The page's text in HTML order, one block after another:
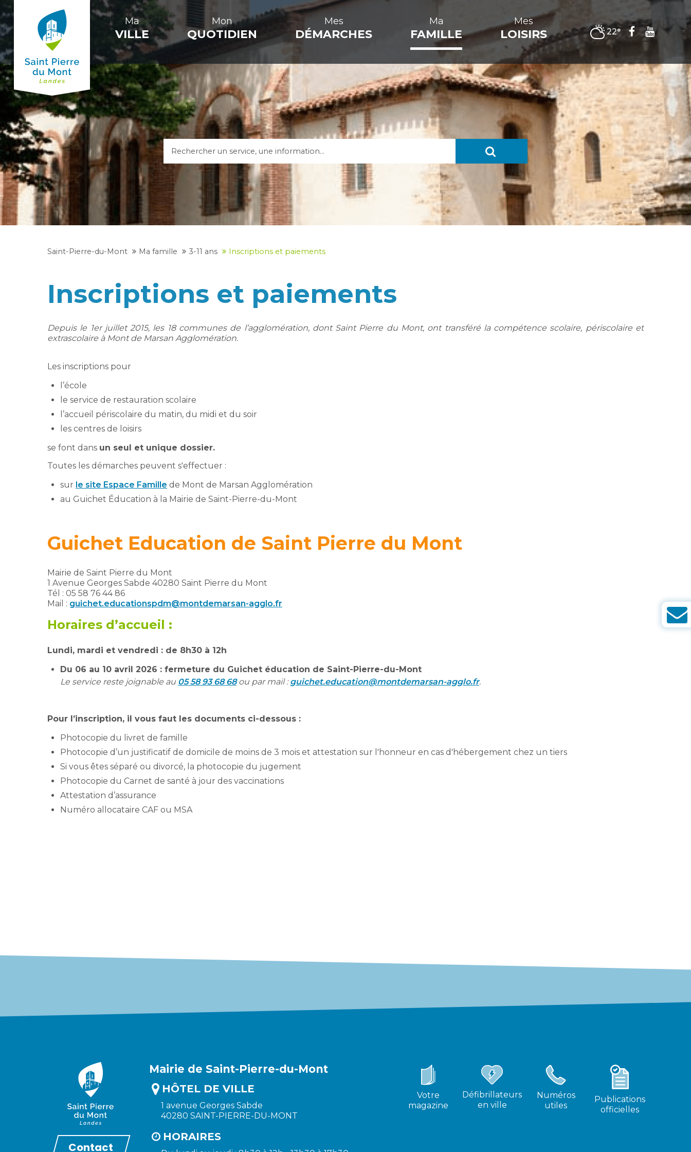
22°
Ma
VILLE
Mon
QUOTIDIEN
Mes
DÉMARCHES
Ma
FAMILLE
Mes
LOISIRS
Saint-Pierre-du-Mont Ma famille 3-11 ans Inscriptions et paiements
Inscriptions et paiements
Depuis le 1er juillet 2015, les 18 communes de l’agglomération, dont Saint Pierre du Mont, ont transféré la compétence scolaire, périscolaire et
extrascolaire à Mont de Marsan Agglomération.
Les inscriptions pour
l’école
le service de restauration scolaire
l’accueil périscolaire du matin, du midi et du soir
les centres de loisirs
se font dans un seul et unique dossier.
Toutes les démarches peuvent s'effectuer :
sur le site Espace Famille de Mont de Marsan Agglomération
au Guichet Éducation à la Mairie de Saint-Pierre-du-Mont
Guichet Education de Saint Pierre du Mont
Mairie de Saint Pierre du Mont
1 Avenue Georges Sabde 40280 Saint Pierre du Mont
Tél : 05 58 76 44 86
Mail : guichet.educationspdm@montdemarsan-agglo.fr
Horaires d’accueil :
Lundi, mardi et vendredi : de 8h30 à 12h
Du 06 au 10 avril 2026 : fermeture du Guichet éducation de Saint-Pierre-du-Mont
Le service reste joignable au 05 58 93 68 68ou par mail :guichet.education@montdemarsan-agglo.fr.
Pour l’inscription, il vous faut les documents ci-dessous :
Photocopie du livret de famille
Photocopie d’un justificatif de domicile de moins de 3 mois et attestation sur l'honneur en cas d'hébergement chez un tiers
Si vous êtes séparé ou divorcé, la photocopie du jugement
Photocopie du Carnet de santé à jour des vaccinations
Attestation d’assurance
Numéro allocataire CAF ou MSA
Contact
Mairie de Saint-Pierre-du-Mont
HÔTEL DE VILLE
1 avenue Georges Sabde
40280 SAINT-PIERRE-DU-MONT
HORAIRES
Votre
magazine
Défibrillateurs
en ville
Numéros
utiles
Publications
officielles